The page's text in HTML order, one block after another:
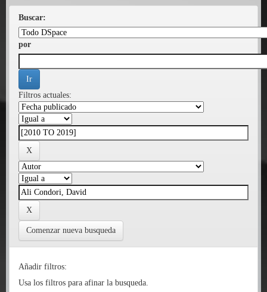
Buscar:
por
Filtros actuales:
Comenzar nueva busqueda
Añadir filtros:
Usa los filtros para afinar la busqueda.